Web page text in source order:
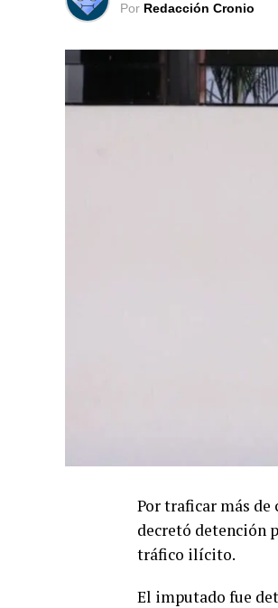
Por Redacción Cronio
Por traficar más de
decretó detención
tráfico ilícito.
El imputado fue